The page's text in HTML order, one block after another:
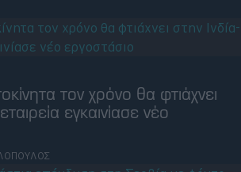
τον χρόνο θα φτιάχνει
εγκαινίασε νέο